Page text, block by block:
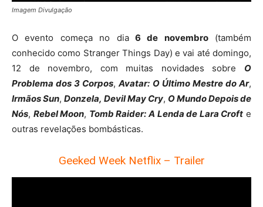
Imagem Divulgação
O evento começa no dia6 de novembro(também
conhecido como Stranger Things Day) e vai até domingo,
12 de novembro, com muitas novidades sobre O
Problema dos 3 Corpos,Avatar: O Último Mestre do Ar,
Irmãos Sun, Donzela, Devil May Cry, O Mundo Depois de
Nós, Rebel Moon, Tomb Raider: A Lenda de Lara Croft e
outras revelações bombásticas.
Geeked Week Netflix – Trailer